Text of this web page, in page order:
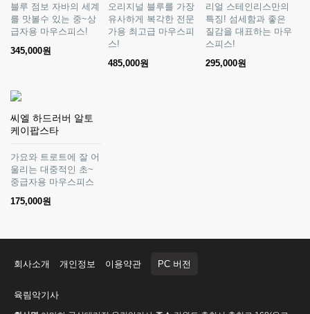
블루 점보 자바의 세계
를 맛볼수 있는 중~상
급자용 마우스피스!
345,000원
오리지널 블루를 가장
유사하게 복각한 전문
가용 최고급 마우스피
스!
485,000원
리얼 스테인리스만의
특징! 섬세함과 좋은
질감을 대표하는 마우
스피스!
295,000원
씨엘 하드러버 알토
케이팝스타
가요와 트로트에 잘 어
울리는 대중적인 초~
중급자용 마우스피스
175,000원
회사소개 개인정보 이용약관 PC 버전
육림악기사